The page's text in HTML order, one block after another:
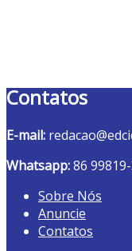
Contatos
E-mail:
Whatsapp:86
Sobre Nós
Anuncie
Contatos